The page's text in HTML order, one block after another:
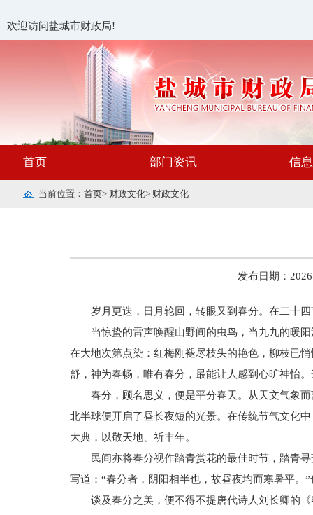
欢迎访问盐城市财政局!
首页 部门资讯 信
当前位置： 首页> 财政文化> 财政文化
发布日期：
岁月更迭，日月轮回，转眼又到春分。在二十
当惊蛰的雷声唤醒山野间的虫鸟，当九九的暖
在大地次第点染：红梅刚褪尽枝头的艳色，柳枝已
舒，神为春畅，唯有春分，最能让人感到心旷神怡
春分，顾名思义，便是平分春天。从天文气象
北半球便开启了昼长夜短的光景。在传统节气文化
大典，以敬天地、祈丰年。
民间亦将春分视作踏青赏花的最佳时节，踏青
写道：“春分者，阴阳相半也，故昼夜均而寒暑平。
谈及春分之美，便不得不提唐代诗人刘长卿的